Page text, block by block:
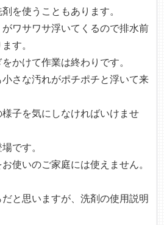
を使うこともあります。
ワサワサ浮いてくるので排水前
す。
かけて作業は終わりです。
さな汚れがポチポチと浮いて来
子を気にしなければいけませ
です。
使いのご家庭には使えません。
と思いますが、洗剤の使用説明